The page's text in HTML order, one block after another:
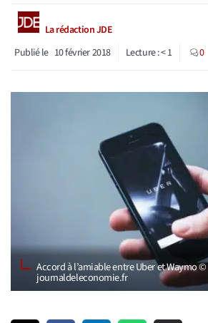
La rédaction JDE
Publié le 10 février 2018 Lecture :< 1 0
Accord à l’amiable entre Uber et Waymo ©
journaldeleconomie.fr